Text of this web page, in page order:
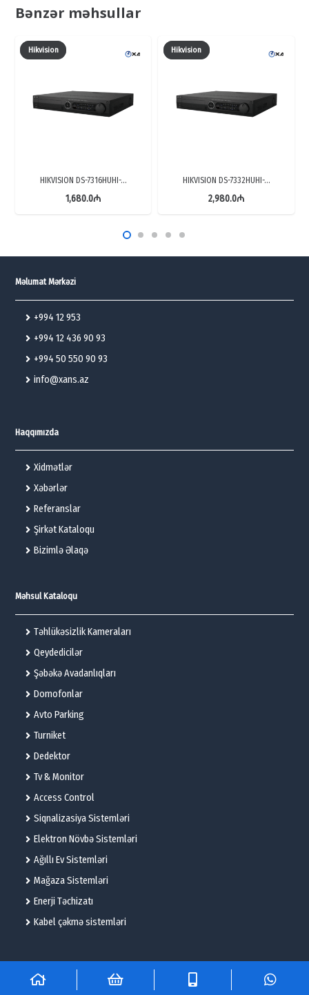
Bənzər məhsullar
Hikvision
HIKVISION DS-7316HUHI-…
1,680.0₼
Hikvision
HIKVISION DS-7332HUHI-…
2,980.0₼
Məlumat Mərkəzi
+994 12 953
+994 12 436 90 93
+994 50 550 90 93
info@xans.az
Haqqımızda
Xidmətlər
Xəbərlər
Referanslar
Şirkət Kataloqu
Bizimlə Əlaqə
Məhsul Kataloqu
Təhlükəsizlik Kameraları
Qeydedicilər
Şəbəkə Avadanlıqları
Domofonlar
Avto Parking
Turniket
Dedektor
Tv & Monitor
Access Control
Siqnalizasiya Sistemləri
Elektron Növbə Sistemləri
Ağıllı Ev Sistemləri
Mağaza Sistemləri
Enerji Təchizatı
Kabel çəkmə sistemləri
© 2025 – Flame Technologies